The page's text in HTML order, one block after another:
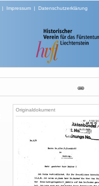
| Impressum| Datenschutzerklärung
Originaldokument